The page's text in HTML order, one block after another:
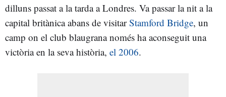
dilluns passat a la tarda a Londres. Va passar la nit a la
capital britànica abans de visitarStamford Bridge, un
camp on el club blaugrana només ha aconseguit una
victòria en la seva història, el 2006.